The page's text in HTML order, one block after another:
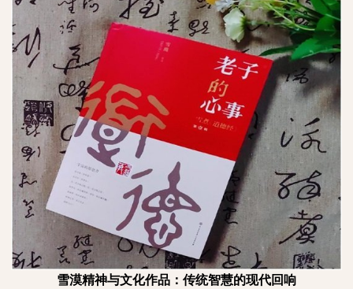
雪漠精神与文化作品：传统智慧的现代回响